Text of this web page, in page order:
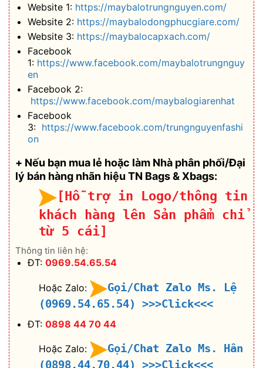
Website 1: https://maybalotrungnguyen.com/
Website 2: https://maybalodongphucgiare.com/
Website 3: https://maybalocapxach.com/
Facebook
1: https://www.facebook.com/maybalotrungnguy
en
Facebook 2:
https://www.facebook.com/maybalogiarenhat
Facebook
3: https://www.facebook.com/trungnguyenfashi
on
+ Nếu bạn mua lẻ hoặc làm Nhà phân phối/Đại
lý bán hàng nhãn hiệu TN Bags & Xbags:
[Hỗ trợ in Logo/thông tin
khách hàng lên Sản phẩm chỉ
từ 5 cái]
Thông tin liên hệ:
ĐT: 0969.54.65.54
Hoặc Zalo:
Gọi/Chat Zalo Ms. Lệ
(0969.54.65.54)
>>>Click<<<
ĐT: 0898 44 70 44
Hoặc Zalo:
Gọi/Chat Zalo Ms. Hân
(0898.44.70.44)
>>>Click<<<